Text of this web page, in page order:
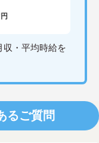
円
・平均時給を
るご質問